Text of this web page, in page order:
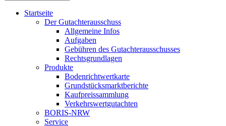
Startseite
Der Gutachterausschuss
Allgemeine Infos
Aufgaben
Gebühren des Gutachterausschusses
Rechtsgrundlagen
Produkte
Bodenrichtwertkarte
Grundstücksmarktberichte
Kaufpreissammlung
Verkehrswertgutachten
BORIS-NRW
Service